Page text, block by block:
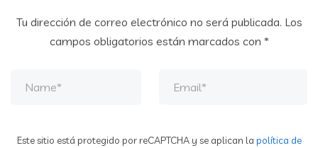
Tu dirección de correo electrónico no será publicada. Los
campos obligatorios están marcados con *
Este sitio está protegido por reCAPTCHA y se aplican la política de